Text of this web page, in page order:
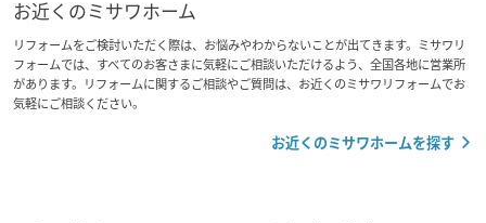
お近くのミサワホーム
リフォームをご検討いただく際は、お悩みやわからないことが出てきます。ミサワリ
フォームでは、すべてのお客さまに気軽にご相談いただけるよう、全国各地に営業所
があります。リフォームに関するご相談やご質問は、お近くのミサワリフォームでお
気軽にご相談ください。
お近くのミサワホームを探す